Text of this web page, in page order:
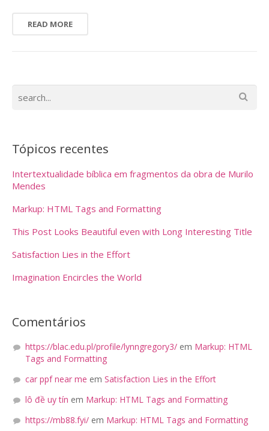
READ MORE
Tópicos recentes
Intertextualidade bíblica em fragmentos da obra de Murilo
Mendes
Markup: HTML Tags and Formatting
This Post Looks Beautiful even with Long Interesting Title
Satisfaction Lies in the Effort
Imagination Encircles the World
Comentários
https://blac.edu.pl/profile/lynngregory3/ em Markup: HTML
Tags and Formatting
car ppf near me em Satisfaction Lies in the Effort
lô đề uy tín em Markup: HTML Tags and Formatting
https://mb88.fyi/ em Markup: HTML Tags and Formatting